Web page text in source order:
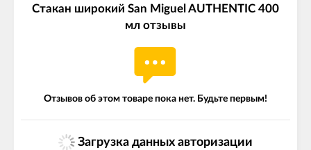
Стакан широкий San Miguel AUTHENTIC 400
мл отзывы
Отзывов об этом товаре пока нет. Будьте первым!
Загрузка данных авторизации